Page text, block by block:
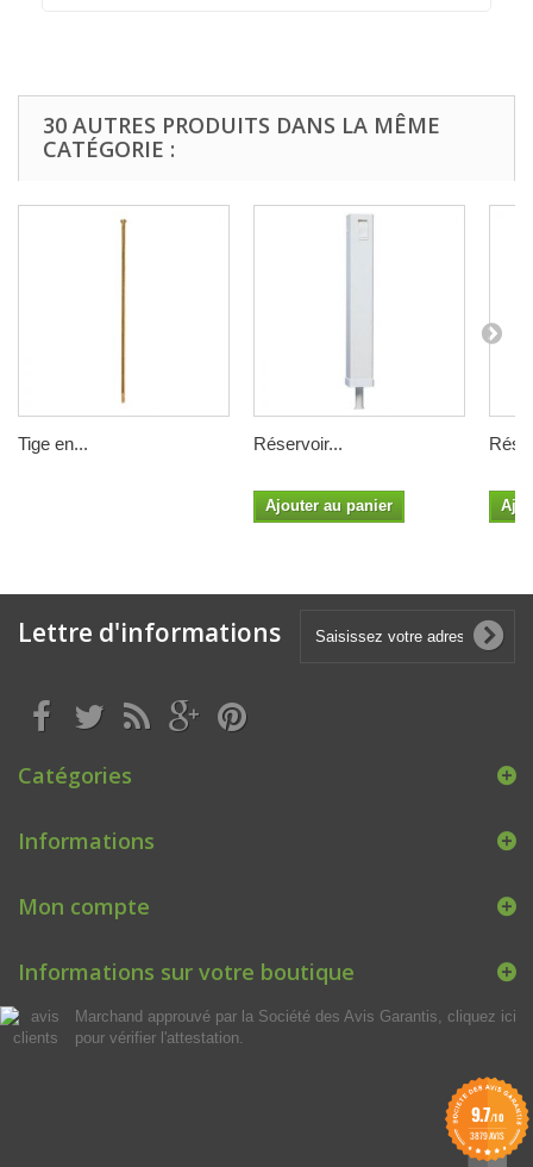
30 AUTRES PRODUITS DANS LA MÊME
CATÉGORIE :
Tige en... Réservoir...
Ajouter au panier
Lettre d'informations
Catégories
Informations
Mon compte
Informations sur votre boutique
Marchand approuvé par la Société des Avis Garantis, cliquez ici
pour vérifier l'attestation
9.7/10
3879 AVIS